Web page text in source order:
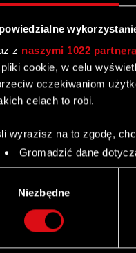
z naszymi 1022
cookie, w celu
oczekiwaniom
celach to robi.
wyrazisz na to zgodę,
Gromadzić dane
Identyfikować Twoje
się więcej odnośnie
. W Deklaracji
Niezbędne
2025
skupu akcji
Komisji (UE) 2016/
Europejskiego i Rady
dane o
szczegółowe o